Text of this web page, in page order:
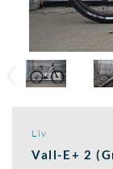
Liv
Vall-E+ 2